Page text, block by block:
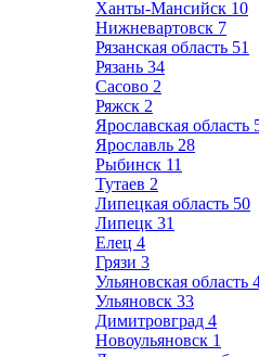
Ханты-Мансийск 10
Нижневартовск 7
Рязанская область 51
Рязань 34
Сасово 2
Ряжск 2
Ярославская область
Ярославль 28
Рыбинск 11
Тутаев 2
Липецкая область 50
Липецк 31
Елец 4
Грязи 3
Ульяновская область
Ульяновск 33
Димитровград 4
Новоульяновск 1